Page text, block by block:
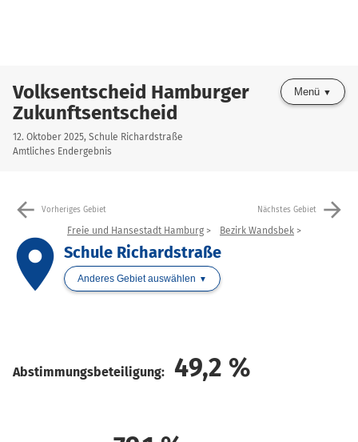
Volksentscheid Hamburger
Zukunftsentscheid
12. Oktober 2025, Schule Richardstraße
Amtliches Endergebnis
Menü
arrow_back Vorheriges Gebiet Nächstes Gebiet arrow_forward
place
Freie und Hansestadt Hamburg Bezirk Wandsbek
Schule Richardstraße
Anderes Gebiet auswählen
Abstimmungsbeteiligung: 49,2 %